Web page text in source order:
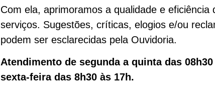
Com ela, aprimoramos a qualidade e eficiência
serviços. Sugestões, críticas, elogios e/ou
podem ser esclarecidas pela Ouvidoria.
Atendimento de segunda a quinta das 08h30
sexta-feira das 8h30 às 17h.